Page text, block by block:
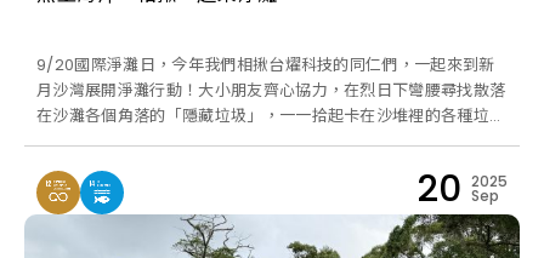
9/20國際淨灘日，今年我們相揪台燿科技的同仁們，一起來到新
月沙灣展開淨灘行動！大小朋友齊心協力，在烈日下彎腰尋找散落
在沙灘各個角落的「隱藏垃圾」，一一拾起卡在沙堆裡的各種垃
圾。
20 2025
Sep